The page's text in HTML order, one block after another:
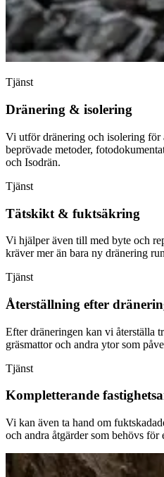
Tjänst
Dränering & isolering
Vi utför dränering och isolering för
beprövade metoder,
och Isodrän.
Tjänst
Tätskikt & fuktsäkring
Vi hjälper även till med byte och
kräver mer än bara ny dränering
Tjänst
Återställning efter
Efter dräneringen kan vi återställa
gräsmattor och andra ytor som
Tjänst
Kompletterande
Vi kan även ta hand om
och andra åtgärder som behövs